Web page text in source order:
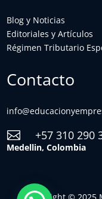
Blog y Noticias
Editoriales y Artículos
Régimen Tributario
Contacto
 +57 310 290
Medellin, Colombia